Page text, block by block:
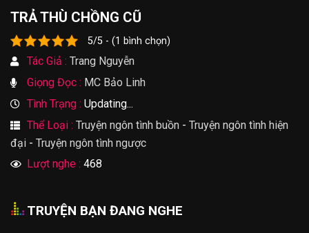
TRẢ THÙ CHỒNG CŨ
5/5 - (1 bình chọn)
Tác Giả : Trang Nguyễn
Giọng Đọc : MC Bảo Linh
Tình Trạng : Updating...
Thể Loại : Truyện ngôn tình buồn - Truyện ngôn tình hiện
đại - Truyện ngôn tình ngược
Lượt nghe : 468
TRUYỆN BẠN ĐANG NGHE